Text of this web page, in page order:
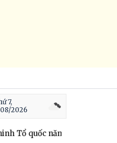
7,
2026
Tổ quốc năm 2026